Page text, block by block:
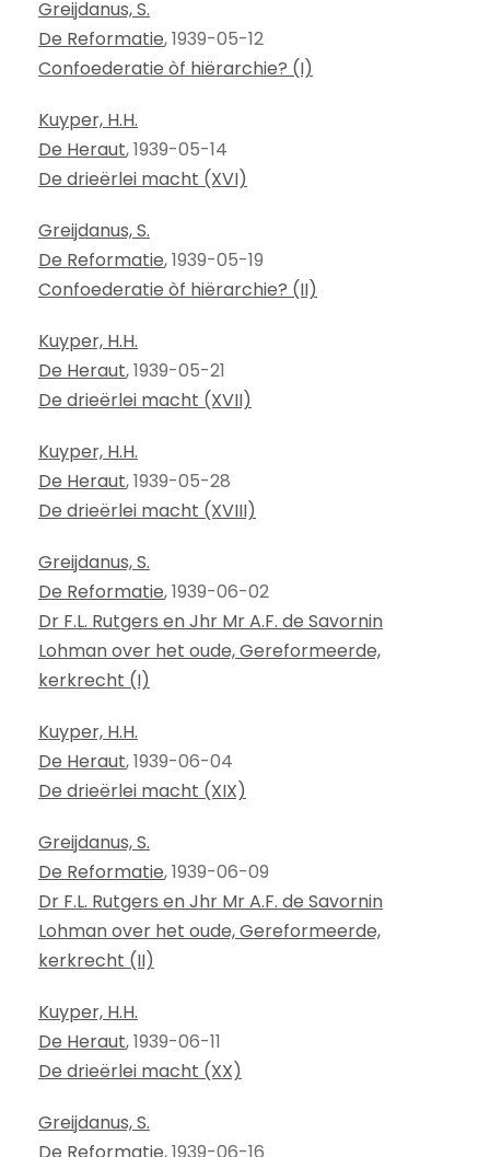
Greijdanus, S.
De Reformatie, 1939-05-12
Confoederatie òf hiërarchie? (I)
Kuyper, H.H.
De Heraut, 1939-05-14
De drieërlei macht (XVI)
Greijdanus, S.
De Reformatie, 1939-05-19
Confoederatie òf hiërarchie? (II)
Kuyper, H.H.
De Heraut, 1939-05-21
De drieërlei macht (XVII)
Kuyper, H.H.
De Heraut, 1939-05-28
De drieërlei macht (XVIII)
Greijdanus, S.
De Reformatie, 1939-06-02
Dr F.L. Rutgers en Jhr Mr A.F. de Savornin
Lohman over het oude, Gereformeerde,
kerkrecht (I)
Kuyper, H.H.
De Heraut, 1939-06-04
De drieërlei macht (XIX)
Greijdanus, S.
De Reformatie, 1939-06-09
Dr F.L. Rutgers en Jhr Mr A.F. de Savornin
Lohman over het oude, Gereformeerde,
kerkrecht (II)
Kuyper, H.H.
De Heraut, 1939-06-11
De drieërlei macht (XX)
Greijdanus, S.
De Reformatie, 1939-06-16